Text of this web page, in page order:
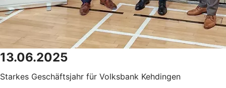
13.06.2025
Starkes Geschäftsjahr für Volksbank Kehdingen